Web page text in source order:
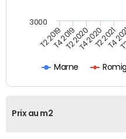
Marne
T2 2019T4 2019T2 2020T4 2020T2 2021
T4
3000
Prix au m2